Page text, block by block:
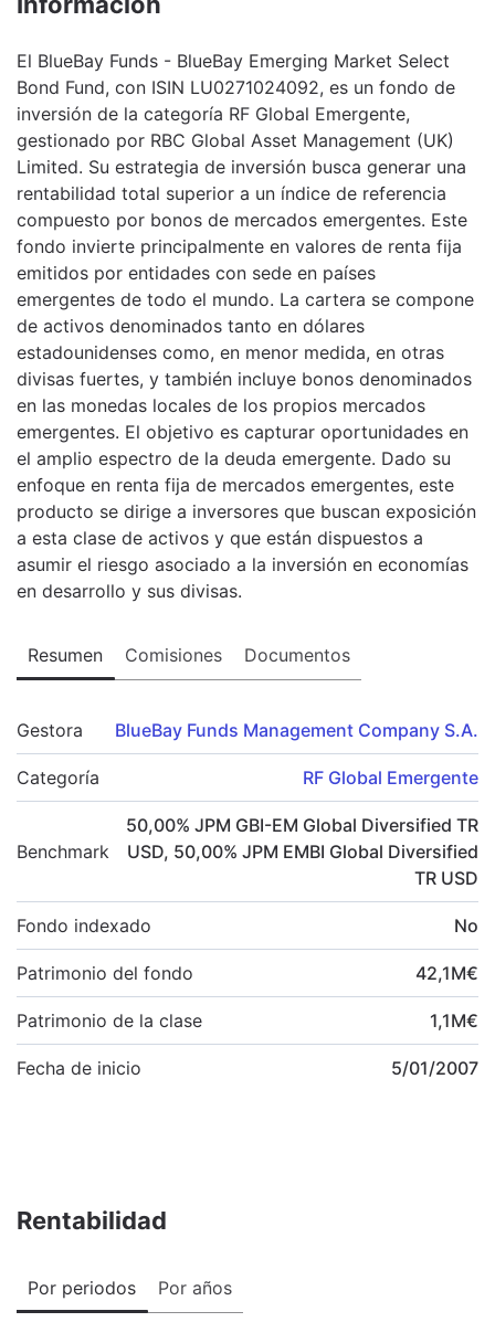
El BlueBay Funds - BlueBay Emerging Market Select
Bond Fund, con ISIN LU0271024092, es un fondo de
inversión de la categoría RF Global Emergente,
gestionado por RBC Global Asset Management (UK)
Limited. Su estrategia de inversión busca generar una
rentabilidad total superior a un índice de referencia
compuesto por bonos de mercados emergentes. Este
fondo invierte principalmente en valores de renta fija
emitidos por entidades con sede en países
emergentes de todo el mundo. La cartera se compone
de activos denominados tanto en dólares
estadounidenses como, en menor medida, en otras
divisas fuertes, y también incluye bonos denominados
en las monedas locales de los propios mercados
emergentes. El objetivo es capturar oportunidades en
el amplio espectro de la deuda emergente. Dado su
enfoque en renta fija de mercados emergentes, este
producto se dirige a inversores que buscan exposición
a esta clase de activos y que están dispuestos a
asumir el riesgo asociado a la inversión en economías
en desarrollo y sus divisas.
Resumen Comisiones Documentos
Gestora BlueBay Funds Management Company S.A.
Categoría RF Global Emergente
Benchmark
50,00% JPM GBI-EM Global Diversified TR
USD, 50,00% JPM EMBI Global Diversified
TR USD
Fondo indexado No
Patrimonio del fondo 42,1M€
Patrimonio de la clase 1,1M€
Fecha de inicio 5/01/2007
Rentabilidad
Por periodos Por años